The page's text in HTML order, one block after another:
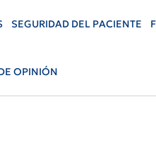
SEGURIDAD DEL PACIENTE
OPINIÓN